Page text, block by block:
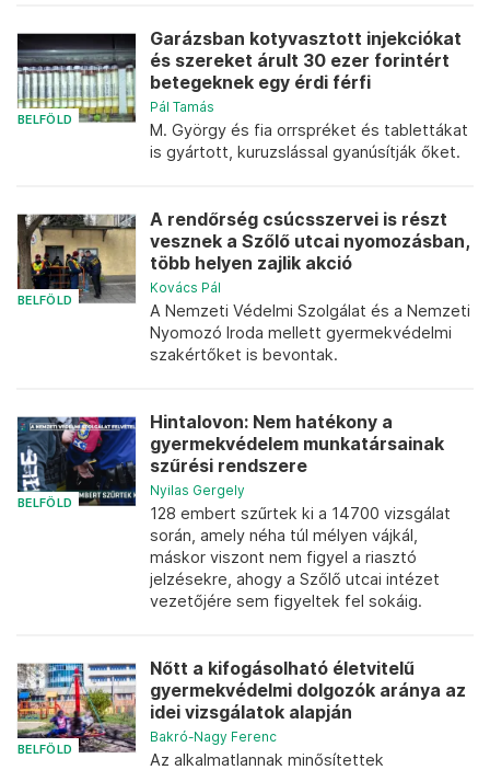
BELFÖLD
Garázsban kotyvasztott injekciókat
és szereket árult 30 ezer forintért
betegeknek egy érdi férfi
Pál Tamás
M. György és fia orrspréket és tablettákat
is gyártott, kuruzslással gyanúsítják őket.
BELFÖLD
A rendőrség csúcsszervei is részt
vesznek a Szőlő utcai nyomozásban,
több helyen zajlik akció
Kovács Pál
A Nemzeti Védelmi Szolgálat és a Nemzeti
Nyomozó Iroda mellett gyermekvédelmi
szakértőket is bevontak.
BELFÖLD
Hintalovon: Nem hatékony a
gyermekvédelem munkatársainak
szűrési rendszere
Nyilas Gergely
128 embert szűrtek ki a 14700 vizsgálat
során, amely néha túl mélyen vájkál,
máskor viszont nem figyel a riasztó
jelzésekre, ahogy a Szőlő utcai intézet
vezetőjére sem figyeltek fel sokáig.
BELFÖLD
Nőtt a kifogásolható életvitelű
gyermekvédelmi dolgozók aránya az
idei vizsgálatok alapján
Bakró-Nagy Ferenc
Az alkalmatlannak minősítettek